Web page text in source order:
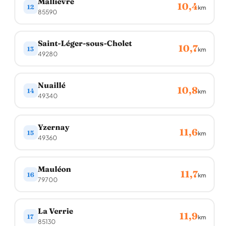
12
85590 10,4km
13
Saint-Léger-sous-Cholet
49280 10,7km
14
Nuaillé
49340 10,8km
15
Yzernay
49360 11,6km
16
Mauléon
79700 11,7km
17
La Verrie
85130 11,9km